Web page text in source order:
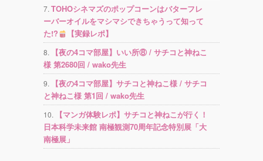
TOHOシネマズのポップコーンはバターフレ
ーバーオイルをマシマシできちゃうって知って
た!?
【実録レポ】
【夜の4コマ部屋】いい所⑧ / サチコと神ねこ
様 第2680回 / wako先生
【夜の4コマ部屋】サチコと神ねこ様 / サチコ
と神ねこ様 第1回 / wako先生
【マンガ体験レポ】サチコと神ねこが行く！
日本科学未来館 南極観測70周年記念特別展「大
南極展」